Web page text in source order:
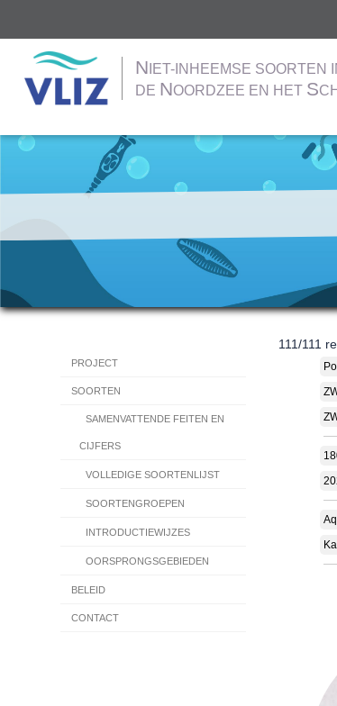
Overslaan
inhoud
N IET-INHEEMSE SOORTEN
DE NOORDZEE EN HET S
Hoofdnavigatie
PROJECT
SOORTEN
SAMENVATTENDE FEITEN EN
CIJFERS
VOLLEDIGE SOORTENLIJST
SOORTENGROEPEN
INTRODUCTIEWIJZES
OORSPRONGSGEBIEDEN
BELEID
CONTACT
111/111